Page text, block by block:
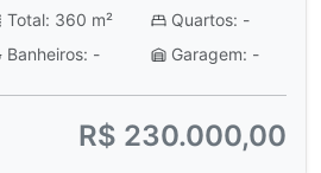
Total: 360 m²
Quartos: -
Banheiros: - Garagem: -
R$ 230.000,00